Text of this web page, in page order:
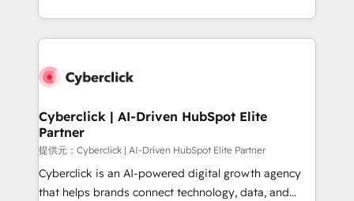
America. From casual user to super fan: make
Canada, we’ve delivered thousands of successful
HubSpot projects for mid-market and enterprise
combine HubSpot, data, and AI to design connected
and technology for predictable, scalable revenue
growth. Our expertise spans RevOps, CRM and data
architecture, AI enablement, and strategic marketing,
delivered through our proprietary FLAIR framework
for responsible AI adoption. As a HubSpot Elite
Cyberclick | AI-Driven HubSpot Elite
Partner
提供元：Cyberclick | AI-Driven HubSpot Elite Partner
Cyberclick is an AI-powered digital growth agency
that helps brands connect technology, data, and